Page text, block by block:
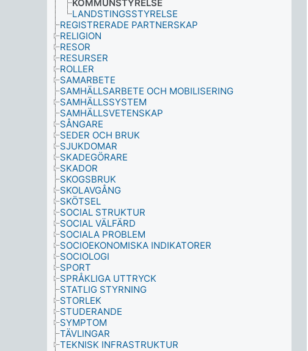
KOMMUNSTYRELSE
LANDSTINGSSTYRELSE
REGISTRERADE PARTNERSKAP
RELIGION
RESOR
RESURSER
ROLLER
SAMARBETE
SAMHÄLLSARBETE OCH MOBILISERING
SAMHÄLLSSYSTEM
SAMHÄLLSVETENSKAP
SÅNGARE
SEDER OCH BRUK
SJUKDOMAR
SKADEGÖRARE
SKADOR
SKOGSBRUK
SKOLAVGÅNG
SKÖTSEL
SOCIAL STRUKTUR
SOCIAL VÄLFÄRD
SOCIALA PROBLEM
SOCIOEKONOMISKA INDIKATORER
SOCIOLOGI
SPORT
SPRÅKLIGA UTTRYCK
STATLIG STYRNING
STORLEK
STUDERANDE
SYMPTOM
TÄVLINGAR
TEKNISK INFRASTRUKTUR